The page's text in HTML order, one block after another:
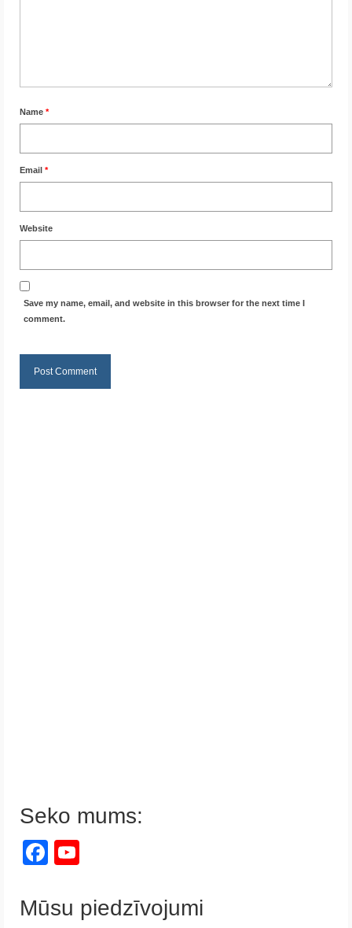
Name *
Email *
Website
Save my name, email, and website in this browser for the next time I
comment.
Seko mums:
Facebook
Mūsu piedzīvojumi